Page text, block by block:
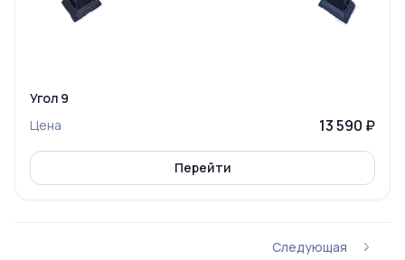
Угол 9
Цена
13 590 ₽
Перейти
Следующая